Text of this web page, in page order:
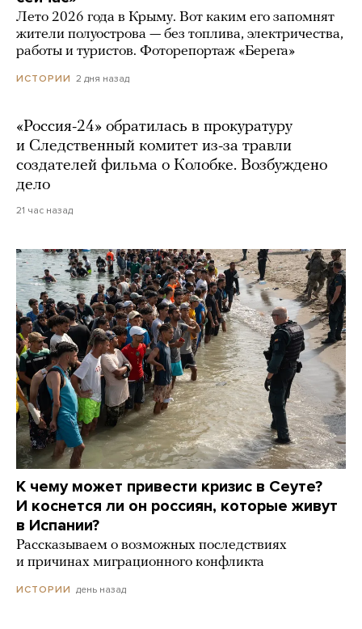
Лето 2026 года в Крыму. Вот каким его запомнят
жители полуострова — без топлива, электричества,
работы и туристов. Фоторепортаж «Берега»
ИСТОРИИ 2 дня назад
«Россия-24» обратилась в прокуратуру
и Следственный комитет из-за травли
создателей фильма о Колобке. Возбуждено
дело
21 час назад
К чему может привести кризис в Сеуте?
И коснется ли он россиян, которые живут
в Испании?
Рассказываем о возможных последствиях
и причинах миграционного конфликта
ИСТОРИИ день назад